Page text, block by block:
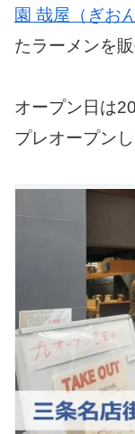
園 哉屋（ぎお
たラーメンを
オープン日は
プレオープンし